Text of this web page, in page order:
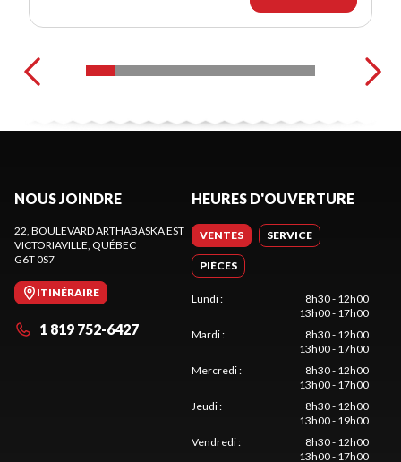
NOUS JOINDRE
22, BOULEVARD ARTHABASKA EST
VICTORIAVILLE, QUÉBEC
G6T 0S7
ITINÉRAIRE
1 819 752-6427
HEURES D'OUVERTURE
VENTES SERVICE
PIÈCES
Lundi:
8h30 - 12h00
13h00 - 17h00
Mardi:
8h30 - 12h00
13h00 - 17h00
Mercredi:
8h30 - 12h00
13h00 - 17h00
Jeudi:
8h30 - 12h00
13h00 - 19h00
Vendredi:
8h30 - 12h00
13h00 - 17h00